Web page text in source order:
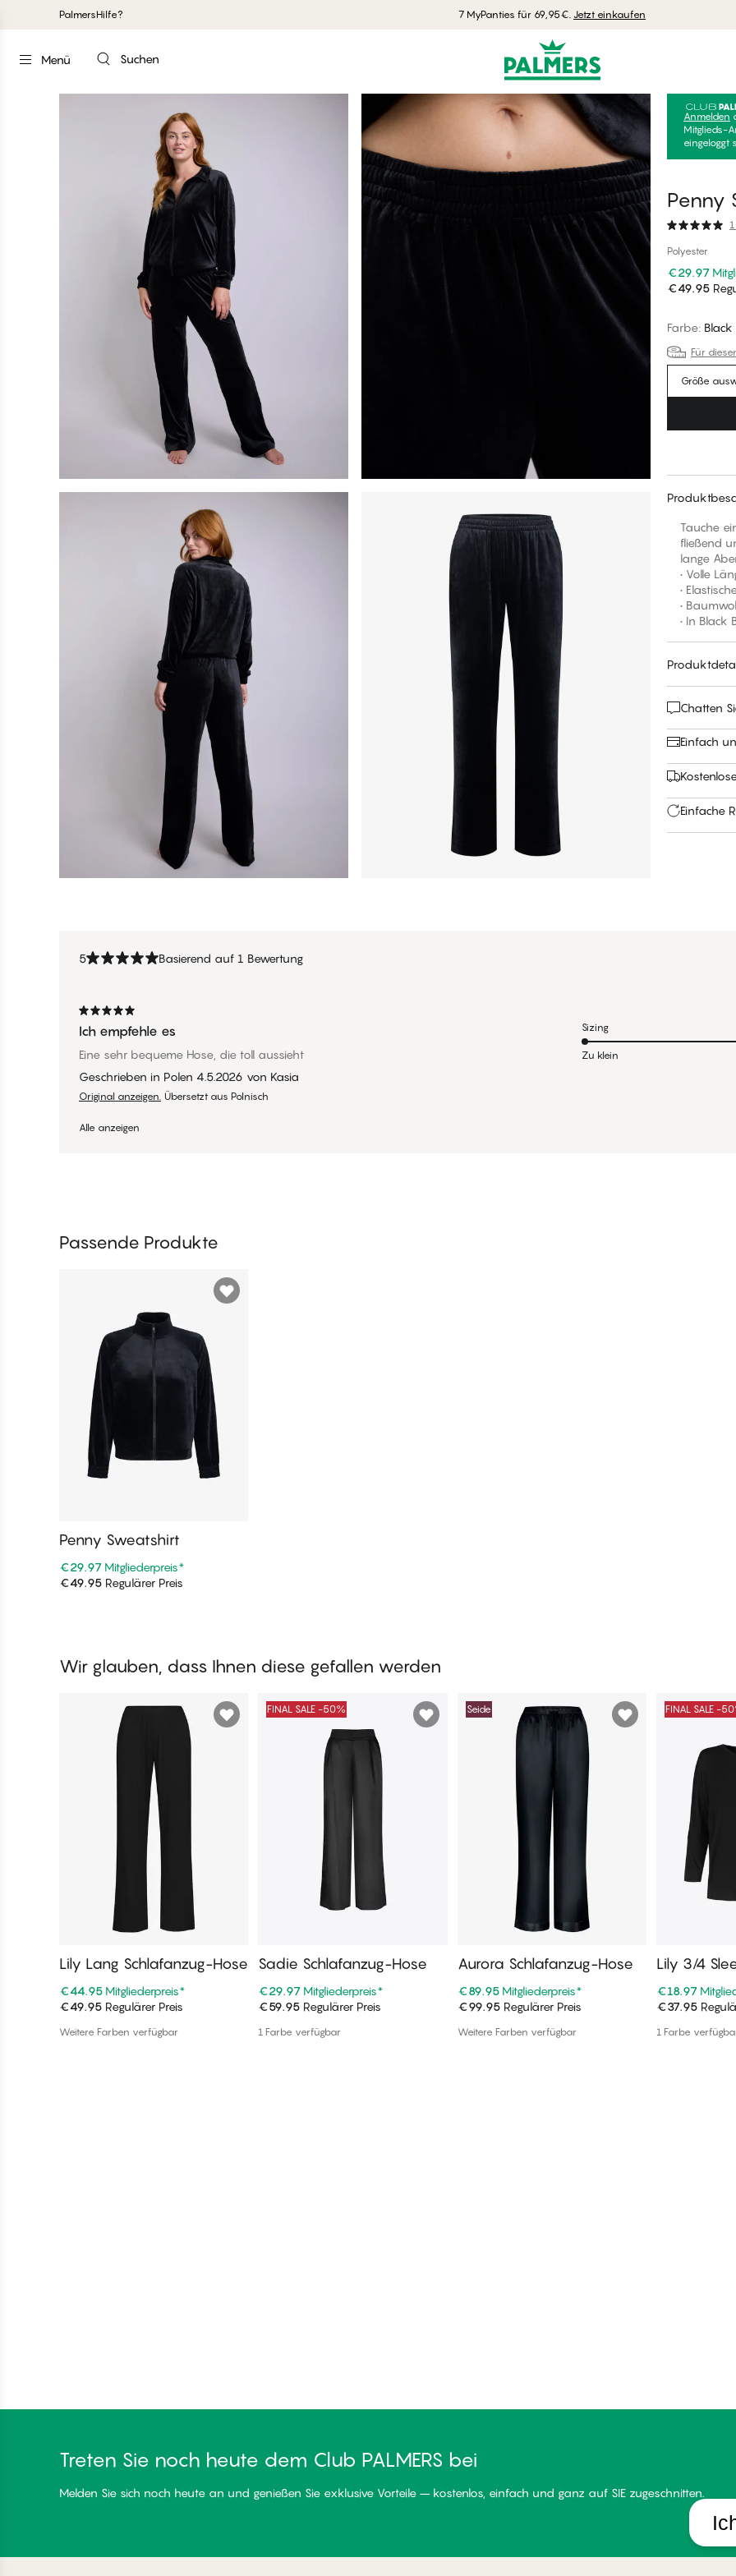
PalmersHilfe? 7 MyPanties für 69,95€. Jetzt einkaufen
Menü Suchen
Anmelden
Mitglieds-
eingeloggt
Penny
Polyester
€29.97
€49.95
Farbe:
Für
Größe
Tauche
fließend
lange
• Volle
•
•
• In
Chatten
Einfach
Einfache
5 Basierend auf 1 Bewertung
Ich empfehle es
Eine sehr bequeme Hose, die toll aussieht
Geschrieben in Polen 4.5.2026 von Kasia
Original anzeigen. Übersetzt aus Polnisch
Alle anzeigen
Sizing
Zu klein
Passende Produkte
In den Warenkorb
Penny Sweatshirt
€29.97 Mitgliederpreis*
€49.95 Regulärer Preis
Wir glauben, dass Ihnen diese gefallen werden
In den Warenkorb
Lily Lang Schlafanzug-Hose
€44.95 Mitgliederpreis*
€49.95 Regulärer Preis
Weitere Farben verfügbar
In den Warenkorb
FINAL SALE -50%
Sadie Schlafanzug-Hose
€29.97 Mitgliederpreis*
€59.95 Regulärer Preis
1 Farbe verfügbar
In den Warenkorb
Seide
Aurora Schlafanzug-Hose
€89.95 Mitgliederpreis*
€99.95Regulärer Preis
Weitere Farben verfügbar
In
FINAL SALE -
Lily 3/4
€18.97
€37.95
1 Farbe
Treten Sie noch heute dem Club PALMERS bei
Melden Sie sich noch heute an und genießen Sie exklusive Vorteile – kostenlos, einfach und ganz auf SIE zugeschnitten.